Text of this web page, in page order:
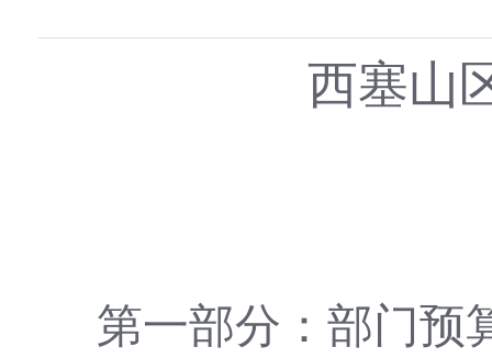
西塞山
第一部分：部门预